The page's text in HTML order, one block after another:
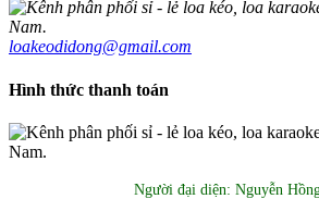
loakeodidong@gmail.com
Hình thức thanh toán
Người đại diện: Nguyễn